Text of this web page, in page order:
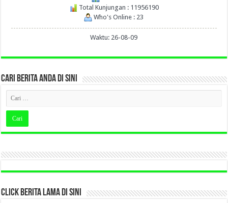
Total Kunjungan : 11956190
Who's Online : 23
Waktu: 26-08-09
CARI BERITA ANDA DI SINI
CLICK BERITA LAMA DI SINI